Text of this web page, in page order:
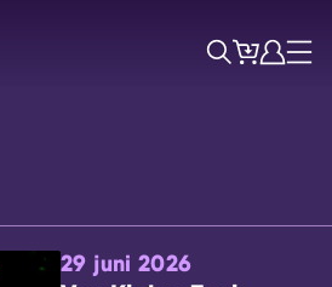
ZoekTicketsAccount
Menu
29 juni 2026